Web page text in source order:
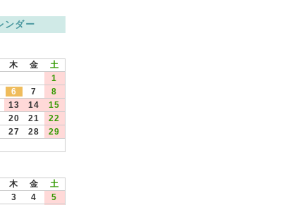
ンダー
木 金
土
1
6 7
8
13 14
15
20 21
22
27 28
29
木 金
土
3 4
5